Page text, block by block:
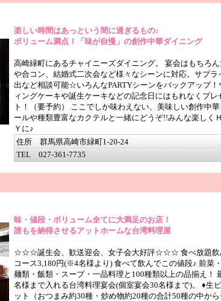
楽しい時間はあっという間に過ぎるもの♪
ボリューム満点！「味が自慢」の創作中華ダイニング
高崎緑町にあるチャイニーズダイニング。 宴会はもちろ
や合コン、結婚式二次会など様々なシーンに対応。サプラ
出など相談可能☆いろんなPARTYシーンをバックアップ！
ィングケーキや誕生ケーキなどの記念日にはもれなくプレ
ト！（要予約） ここでしか味わえない、美味しい創作中
ールや種類豊富なカクテルと一緒にどうぞ!!みんな楽しく
Ｙに♪
住所 群馬県高崎市緑町1-20-24
TEL 027-361-7735
味・値段・ボリューム全てに大満足のお店！
誰もを納得させるアットホームな台湾料理屋
☆☆☆誕生会、歓送迎会、女子会大好評☆☆☆ 食べ放題飲
コース3,180円(※4名様より) 食べて飲んでこの値段♪ 前菜
麺類・飯類・スープ・一品料理と100種類以上の品揃え！
名様まで入れる台湾料理宴会(個室宴会30名様まで)。 ♦生
ット（おつまみ約30種・炒め物約20種の合計50種の中から